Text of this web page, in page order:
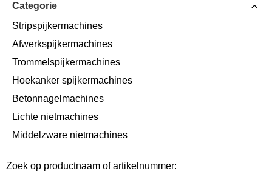
Categorie
Stripspijkermachines
Afwerkspijkermachines
Trommelspijkermachines
Hoekanker spijkermachines
Betonnagelmachines
Lichte nietmachines
Middelzware nietmachines
Hogring machines
Zoek op productnaam of artikelnummer: